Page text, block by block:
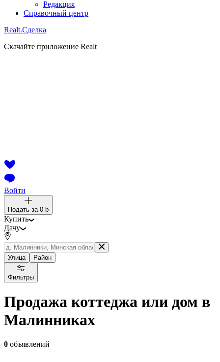
Редакция
Справочный центр
Realt.Сделка
Скачайте приложение Realt
Войти
Подать за 0 ƃ
Купить
Дачу
Улица Район
Фильтры
Продажа коттеджа или дом в
Малинниках
0 объявлений